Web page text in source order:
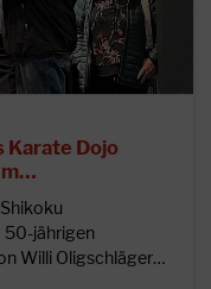
Karate Dojo
50-jährigen
Willi Oligschläger…